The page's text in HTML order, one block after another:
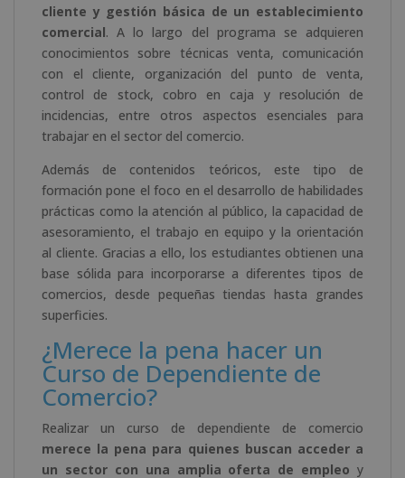
cliente y gestión básica de un establecimiento
comercial. A lo largo del programa se adquieren
conocimientos sobre técnicas venta, comunicación
con el cliente, organización del punto de venta,
control de stock, cobro en caja y resolución de
incidencias, entre otros aspectos esenciales para
trabajar en el sector del comercio.
Además de contenidos teóricos, este tipo de
formación pone el foco en el desarrollo de habilidades
prácticas como la atención al público, la capacidad de
asesoramiento, el trabajo en equipo y la orientación
al cliente. Gracias a ello, los estudiantes obtienen una
base sólida para incorporarse a diferentes tipos de
comercios, desde pequeñas tiendas hasta grandes
superficies.
¿Merece la pena hacer un
Curso de Dependiente de
Comercio?
Realizar un curso de dependiente de comercio
merece la pena para quienes buscan acceder a
un sector con una amplia oferta de empleo y